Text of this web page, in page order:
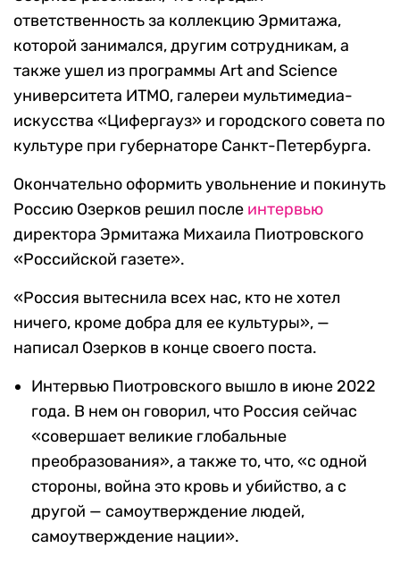
ответственность за коллекцию Эрмитажа,
которой занимался, другим сотрудникам, а
также ушел из программы Art and Science
университета ИТМО, галереи мультимедиа-
искусства «Цифергауз» и городского совета по
культуре при губернаторе Санкт-Петербурга.
Окончательно оформить увольнение и покинуть
Россию Озерков решил после интервью
директора Эрмитажа Михаила Пиотровского
«Российской газете».
«Россия вытеснила всех нас, кто не хотел
ничего, кроме добра для ее культуры», —
написал Озерков в конце своего поста.
Интервью Пиотровского вышло в июне 2022
года. В нем он говорил, что Россия сейчас
«совершает великие глобальные
преобразования», а также то, что, «с одной
стороны, война это кровь и убийство, а с
другой — самоутверждение людей,
самоутверждение нации».